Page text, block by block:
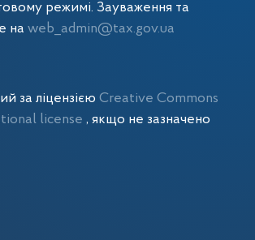
режимі. Зауваження та
на web_admin@tax.gov.ua
за ліцензією Creative Commons
license , якщо не зазначено